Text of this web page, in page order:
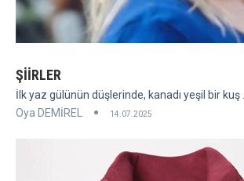
ŞİİRLER
İlk yaz gülünün düşlerinde, kanadı yeşil bir kuş ...
Oya DEMİREL
14.07.2025